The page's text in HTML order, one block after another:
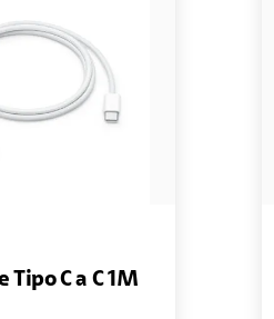
Tipo C a C 1M